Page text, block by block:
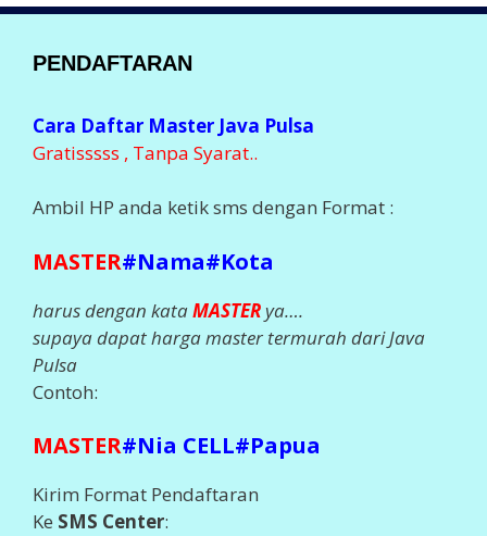
i
PENDAFTARAN
Cara Daftar Master Java Pulsa
Gratisssss , Tanpa Syarat..
Ambil HP anda ketik sms dengan Format :
MASTER#Nama#Kota
harus dengan kataMASTER ya….
supaya dapat harga master termurah dari Java
Pulsa
Contoh:
MASTER#Nia CELL#Papua
Kirim Format Pendaftaran
Ke SMS Center: